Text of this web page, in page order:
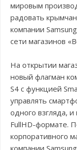
мировым
радовать
компании
сети магазинов
На открытии
новый флагман
S4 с функцией
управлять
одного взгляда,
FullHD-формате.
корпоративного